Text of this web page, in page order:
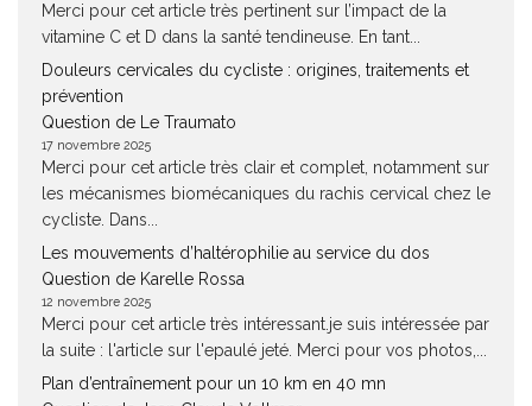
Merci pour cet article très pertinent sur l’impact de la
vitamine C et D dans la santé tendineuse. En tant...
Douleurs cervicales du cycliste : origines, traitements et
prévention
Question de Le Traumato
17 novembre 2025
Merci pour cet article très clair et complet, notamment sur
les mécanismes biomécaniques du rachis cervical chez le
cycliste. Dans...
Les mouvements d’haltérophilie au service du dos
Question de Karelle Rossa
12 novembre 2025
Merci pour cet article très intéressant.je suis intéressée par
la suite : l'article sur l'epaulé jeté. Merci pour vos photos,...
Plan d’entraînement pour un 10 km en 40 mn